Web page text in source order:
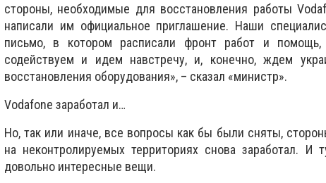
стороны, необходимые для восстановления работы
написали им официальное приглашение. Наши
письмо, в котором расписали фронт работ и
содействуем и идем навстречу, и, конечно, ждем
восстановления оборудования», – сказал «министр».
Vodafone заработал и…
Но, так или иначе, все вопросы как бы были сняты,
на неконтролируемых территориях снова заработал. И
довольно интересные вещи.